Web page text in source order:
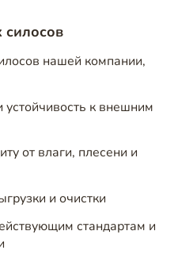
нашей компании,
к внешним
от влаги, плесени и
и очистки
стандартам и